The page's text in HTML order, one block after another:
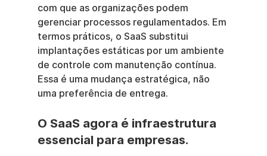
com que as organizações podem
gerenciar processos regulamentados. Em
termos práticos, o SaaS substitui
implantações estáticas por um ambiente
de controle com manutenção contínua.
Essa é uma mudança estratégica, não
uma preferência de entrega.
O SaaS agora é infraestrutura
essencial para empresas.